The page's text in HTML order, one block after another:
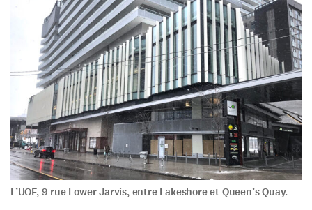
L’UOF, 9 rue Lower Jarvis, entre Lakeshore et Queen’s Quay.